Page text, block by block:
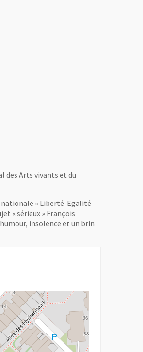
des Arts vivants et du
« Liberté-Egalité -
« sérieux » François
insolence et un brin